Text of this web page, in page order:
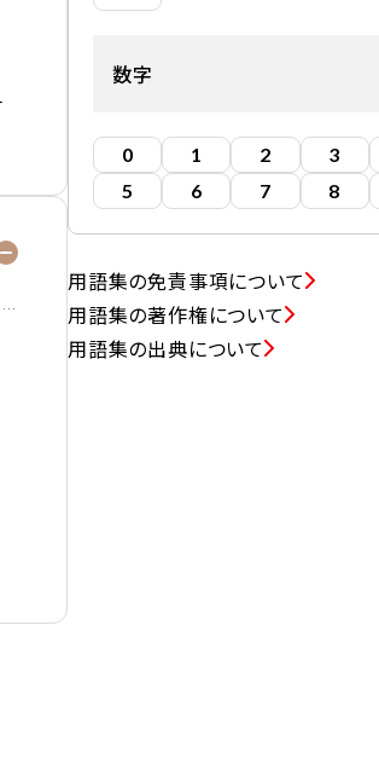
数字
0 1 2 3
5
6 7 8
用語集の免責事項について
用語集の著作権について
用語集の出典について